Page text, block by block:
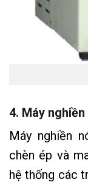
4. Máy nghiền
Máy nghiền
chèn ép và
hệ thống các